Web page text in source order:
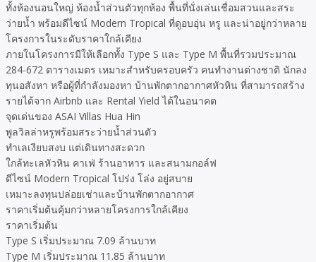
ทั้งห้องนอนใหญ่ ห้องน้ำส่วนตัวทุกห้อง พื้นที่นั่งเล่นเชื่อมสวนและสระ
ว่ายน้ำ พร้อมดีไซน์ Modern Tropical ที่ดูอบอุ่น หรู และน่าอยู่กว่าหลาย
โครงการในระดับราคาใกล้เคียง
ภายในโครงการมีให้เลือกทั้ง Type S และ Type M พื้นที่รวมประมาณ
284-672 ตารางเมตร เหมาะสำหรับครอบครัว คนทำงานต่างชาติ นักลง
ทุนอสังหา หรือผู้ที่กำลังมองหา บ้านพักตากอากาศหัวหิน ที่สามารถสร้าง
รายได้จาก Airbnb และ Rental Yield ได้ในอนาคต
จุดเด่นของ ASAI Villas Hua Hin
พูลวิลล่าหรูพร้อมสระว่ายน้ำส่วนตัว
ทำเลเงียบสงบ แต่เดินทางสะดวก
ใกล้ทะเลหัวหิน คาเฟ่ ร้านอาหาร และสนามกอล์ฟ
ดีไซน์ Modern Tropical โปร่ง โล่ง อยู่สบาย
เหมาะลงทุนปล่อยเช่าและบ้านพักตากอากาศ
ราคาเริ่มต้นคุ้มกว่าหลายโครงการใกล้เคียง
ราคาเริ่มต้น
Type S เริ่มประมาณ 7.09 ล้านบาท
Type M เริ่มประมาณ 11.85 ล้านบาท